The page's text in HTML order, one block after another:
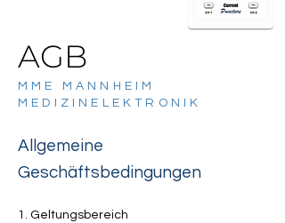
AGB
MME MANNHEIM
MEDIZINELEKTRONIK
Allgemeine
Geschäftsbedingungen
1. Geltungsbereich